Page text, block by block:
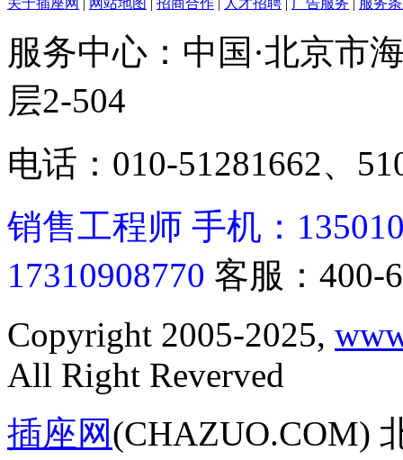
关于插座网 | 网站地图 | 招商合作 | 人才招聘 | 广告服务 | 服务
服务中心：中国·北京市
层2-504
电话：010-51281662、
销售工程师 手机：
17310908770 客服：400-
Copyright 2005-2025,
All Right Reverved
插座网(CHAZUO.COM)